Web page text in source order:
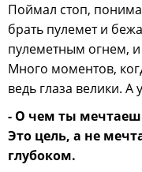
Поймал стоп,
брать пулемет и
пулеметным огнем,
Много моментов,
ведь глаза велики. А
- О чем ты
Это цель, а не
глубоком.